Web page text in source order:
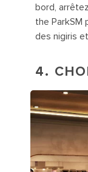
bord,
the ParkSM
des nigiris
4.